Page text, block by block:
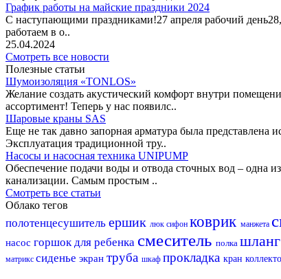
График работы на майские праздники 2024
С наступающими праздниками!27 апреля рабочий
работаем в о..
25.04.2024
Смотреть все новости
Полезные статьи
Шумоизоляция «TONLOS»
Желание создать акустический комфорт внутри
ассортимент! Теперь у нас появилс..
Шаровые краны SAS
Еще не так давно запорная арматура была
Эксплуатация традиционной тру..
Насосы и насосная техника UNIPUMP
Обеспечение подачи воды и отвода сточных вод – одна
канализации. Самым простым ..
Смотреть все статьи
Облако тегов
полотенцесушитель ершик люк сифон коврик манжета
насос горшок для ребенка смеситель полка шланг
матрикс сиденье экран труба шкаф прокладка кран